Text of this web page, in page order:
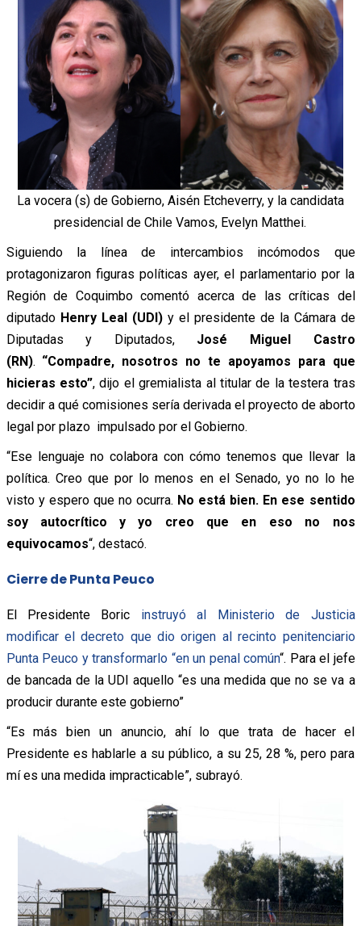
La vocera (s) de Gobierno, Aisén Etcheverry, y la candidata
presidencial de Chile Vamos, Evelyn Matthei.
Siguiendo la línea de intercambios incómodos que
protagonizaron figuras políticas ayer, el parlamentario por la
Región de Coquimbo comentó acerca de las críticas del
diputado Henry Leal (UDI)y el presidente de la Cámara de
Diputadas y Diputados, José Miguel Castro
(RN). “Compadre, nosotros no te apoyamos para que
hicieras esto”, dijo el gremialista al titular de la testera tras
decidir a qué comisiones sería derivada el proyecto de aborto
legal por plazo impulsado por el Gobierno.
“Ese lenguaje no colabora con cómo tenemos que llevar la
política. Creo que por lo menos en el Senado, yo no lo he
visto y espero que no ocurra. No está bien. En ese sentido
soy autocrítico y yo creo que en eso no nos
equivocamos“, destacó.
Cierre de Punta Peuco
El Presidente Boric instruyó al Ministerio de Justicia
modificar el decreto que dio origen al recinto penitenciario
Punta Peuco y transformarlo “en un penal común“. Para el jefe
de bancada de la UDI aquello “es una medida que no se va a
producir durante este gobierno”
“Es más bien un anuncio, ahí lo que trata de hacer el
Presidente es hablarle a su público, a su 25, 28 %, pero para
mí es una medida impracticable”, subrayó.